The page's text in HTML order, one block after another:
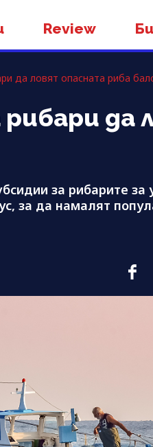
Review
да ловят опасната риба
да
за рибарите за
за да намалят